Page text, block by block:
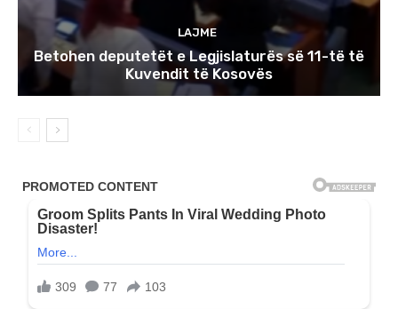
LAJME
Betohen deputetët e Legjislaturës së 11-të të
Kuvendit të Kosovës